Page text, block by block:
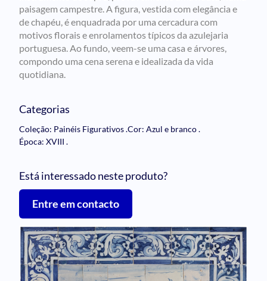
paisagem campestre. A figura, vestida com elegância e
de chapéu, é enquadrada por uma cercadura com
motivos florais e enrolamentos típicos da azulejaria
portuguesa. Ao fundo, veem-se uma casa e árvores,
compondo uma cena serena e idealizada da vida
quotidiana.
Categorias
Coleção: Painéis Figurativos.Cor: Azul e branco.
Época: XVIII .
Está interessado neste produto?
Entre em contacto